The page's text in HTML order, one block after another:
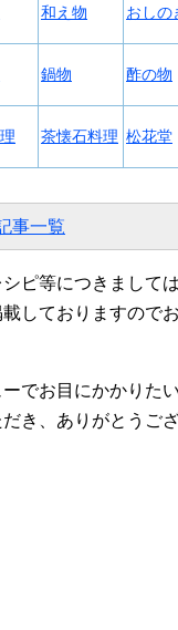
和え物 おしの
鍋物 酢の物
茶懐石料理 松花堂
事一覧
ピ等につきまして
載しておりますので
でお目にかかりた
き、ありがとうご